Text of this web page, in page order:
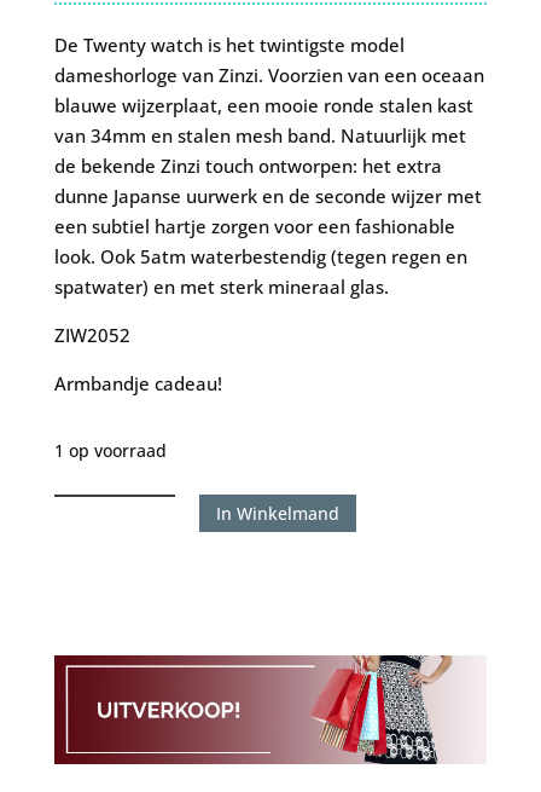
De Twenty watch is het twintigste model
dameshorloge van Zinzi. Voorzien van een oceaan
blauwe wijzerplaat, een mooie ronde stalen kast
van 34mm en stalen mesh band. Natuurlijk met
de bekende Zinzi touch ontworpen: het extra
dunne Japanse uurwerk en de seconde wijzer met
een subtiel hartje zorgen voor een fashionable
look. Ook 5atm waterbestendig (tegen regen en
spatwater) en met sterk mineraal glas.
ZIW2052
Armbandje cadeau!
1 op voorraad
In Winkelmand